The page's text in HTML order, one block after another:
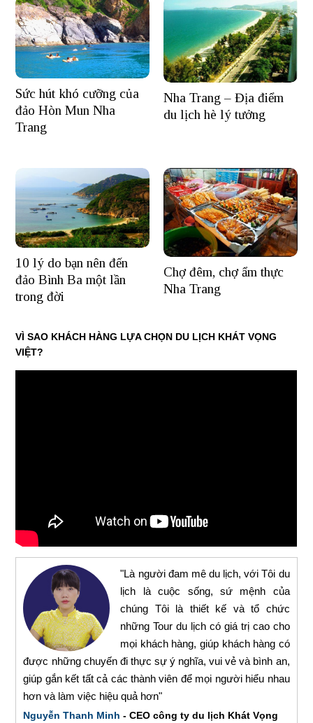
Sức hút khó cưỡng của
đảo Hòn Mun Nha
Trang
Nha Trang – Địa điểm
du lịch hè lý tưởng
10 lý do bạn nên đến
đảo Bình Ba một lần
trong đời
Chợ đêm, chợ ẩm thực
Nha Trang
VÌ SAO KHÁCH HÀNG LỰA CHỌN DU LỊCH KHÁT VỌNG
VIỆT?
"Là người đam mê du lịch, với Tôi du
lịch là cuộc sống, sứ mệnh của
chúng Tôi là thiết kế và tổ chức
những Tour du lịch có giá trị cao cho
mọi khách hàng, giúp khách hàng có
được những chuyến đi thực sự ý nghĩa, vui vẻ và bình an,
giúp gắn kết tất cả các thành viên để mọi người hiểu nhau
hơn và làm việc hiệu quả hơn"
Nguyễn Thanh Minh - CEO công ty du lịch Khát Vọng